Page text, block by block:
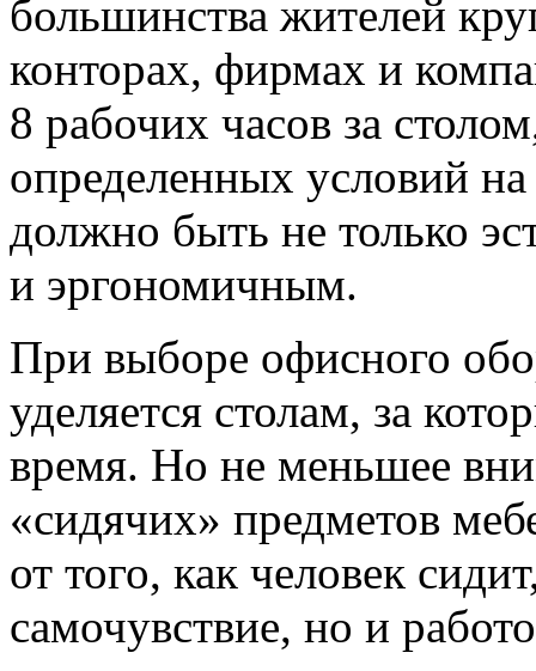
большинства жителей
конторах, фирмах и
8 рабочих часов за
определенных условий
должно быть не только
и эргономичным.
При выборе офисного
уделяется столам, за
время. Но не меньшее
«сидячих» предметов
от того, как человек
самочувствие, но и